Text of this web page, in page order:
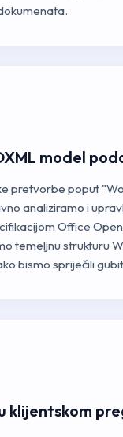
model
pretvorbe poput
analiziramo i
Office
temeljnu strukturu
bismo spriječili
klijentskom